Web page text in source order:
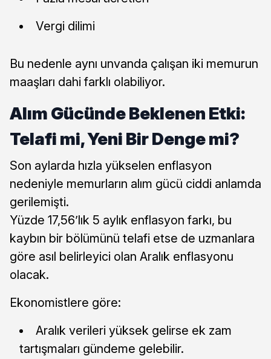
Vergi dilimi
Bu nedenle aynı unvanda çalışan iki memurun
maaşları dahi farklı olabiliyor.
Alım Gücünde Beklenen Etki:
Telafi mi, Yeni Bir Denge mi?
Son aylarda hızla yükselen enflasyon
nedeniyle memurların alım gücü ciddi anlamda
gerilemişti.
Yüzde 17,56’lık 5 aylık enflasyon farkı, bu
kaybın bir bölümünü telafi etse de uzmanlara
göre asıl belirleyici olan Aralık enflasyonu
olacak.
Ekonomistlere göre:
Aralık verileri yüksek gelirse ek zam
tartışmaları gündeme gelebilir.